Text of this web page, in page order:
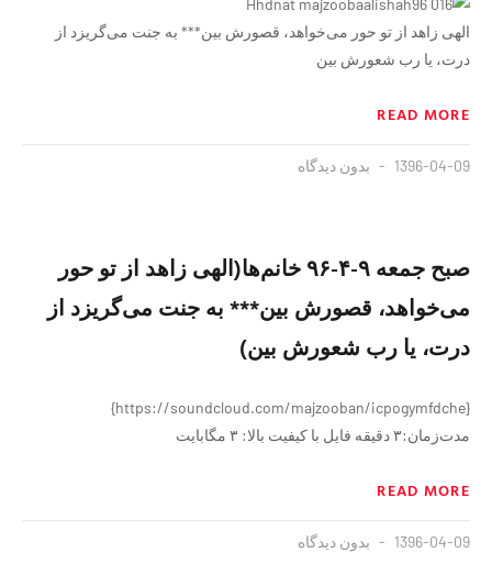
الهی زاهد از تو حور می‌خواهد، قصورش بین*** به جنت می‌گریزد از
درت، یا رب شعورش بین
READ MORE
1396-04-09 بدون دیدگاه
صبح جمعه ٩-۴-٩۶ خانم‌ها(الهی زاهد از تو حور
می‌خواهد، قصورش بین*** به جنت می‌گریزد از
درت، یا رب شعورش بین)
{https://soundcloud.com/majzooban/icpogymfdche}
مدت‌زمان:۳ دقيقه فايل با کیفیت بالا: ۳ مگابایت
READ MORE
1396-04-09 بدون دیدگاه